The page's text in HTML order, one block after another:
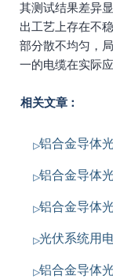
其测试结果差异
出工艺上存在不
部分散不均匀，
一的电缆在实际
相关文章：
铝合金导体
铝合金导体
铝合金导体
光伏系统用
铝合金导体